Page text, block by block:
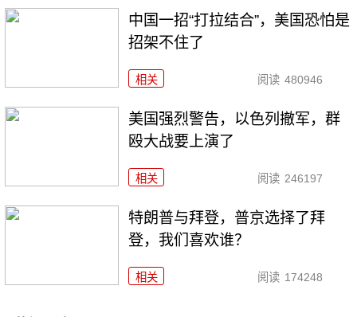
中国一招“打拉结合”，美国恐怕是
招架不住了
相关 阅读 480946
美国强烈警告，以色列撤军，群
殴大战要上演了
相关 阅读 246197
特朗普与拜登，普京选择了拜
登，我们喜欢谁？
相关 阅读 174248